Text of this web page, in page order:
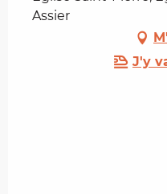
Assier
J'y